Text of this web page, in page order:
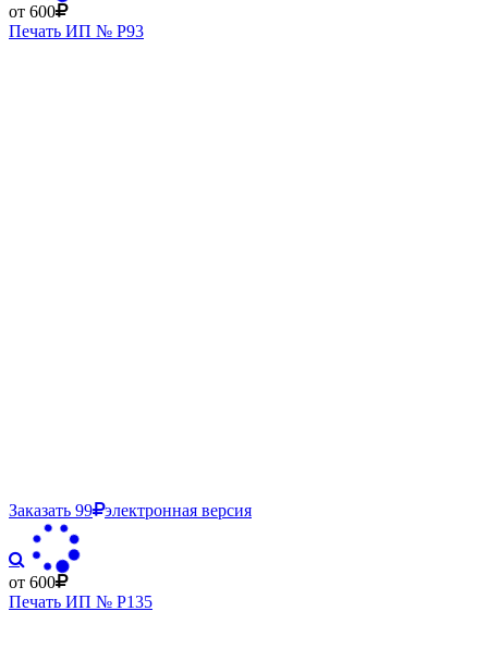
от 600
Печать ИП № Р93
Заказать 99 электронная версия
от 600
Печать ИП № Р135